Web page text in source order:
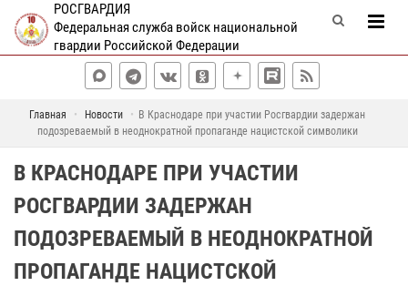
РОСГВАРДИЯ
Федеральная служба войск национальной
гвардии Российской Федерации
Главная Новости
В Краснодаре при участии Росгвардии задержан
подозреваемый в неоднократной пропаганде нацистской символики
В КРАСНОДАРЕ ПРИ УЧАСТИИ
РОСГВАРДИИ ЗАДЕРЖАН
ПОДОЗРЕВАЕМЫЙ В НЕОДНОКРАТНОЙ
ПРОПАГАНДЕ НАЦИСТСКОЙ